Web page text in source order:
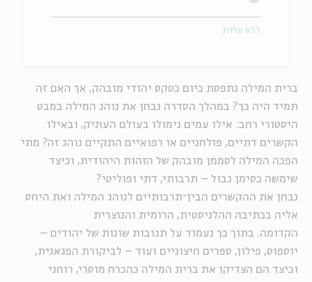
ברית המילה נתפסת כיום כטקס יהודי מובהק, אך האם זה
תמיד היה כך? במהלך הסדרה נבחן את נוהג המילה במבט
היסטורי רחב: אילו עמים נימולו בעולם העתיק, ובאילו
הקשרים דתיים, פולחניים או רפואיים התקיים נוהג זה? מתי
הפכה המילה לסממן מובהק של הזהות היהודית, וכיצד
שימשה כסימן גבול – תרבותי, דתי ופוליטי?
נבחן את ההקשרים הבין־תרבותיים לנוהג המילה ואת היחס
אליה בכתיבה ההלניסטית, הרומית והנוצרית
הקדומה. בתוך כך נעמוד על תגובות שונות של יהודים –
יוספוס, פילון, ספרים חיצוניים ועוד – לביקורת הפגאנית,
וכיצד הם הצדיקו את ברית המילה כהכרח מוסרי, רוחני
ללא עלות